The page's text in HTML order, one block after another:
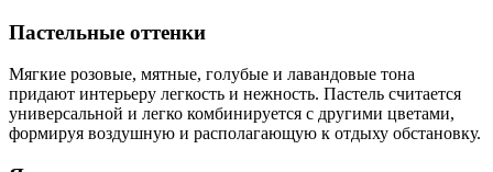
Пастельные оттенки
Мягкие розовые, мятные, голубые и лавандовые тона
придают интерьеру легкость и нежность. Пастель считается
универсальной и легко комбинируется с другими цветами,
формируя воздушную и располагающую к отдыху обстановку.